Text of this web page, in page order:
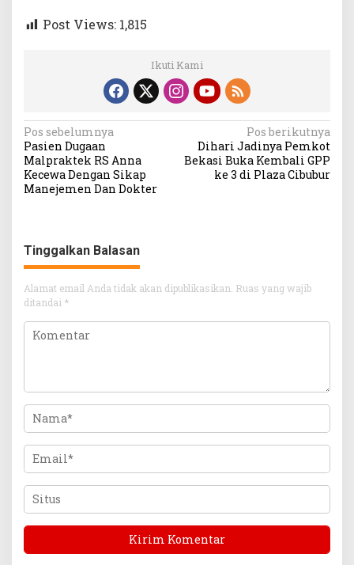
Post Views: 1,815
Ikuti Kami
Navigasi
pos
Pos sebelumnya
Pasien Dugaan
Malpraktek RS Anna
Kecewa Dengan Sikap
Manejemen Dan Dokter
Pos berikutnya
Dihari Jadinya Pemkot
Bekasi Buka Kembali GPP
ke 3 di Plaza Cibubur
Tinggalkan Balasan
Alamat email Anda tidak akan dipublikasikan. Ruas yang wajib
ditandai *